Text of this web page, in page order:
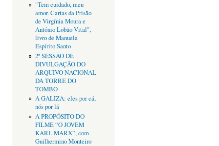
"Tem cuidado, meu
amor. Cartas da Prisão
de Virgínia Moura e
António Lobão Vital",
livro de Manuela
Espírito Santo
2ª SESSÃO DE
DIVULGAÇÃO DO
ARQUIVO NACIONAL
DA TORRE DO
TOMBO
A GALIZA: eles por cá,
nós por lá
A PROPÓSITO DO
FILME “O JOVEM
KARL MARX”, com
Guilhermino Monteiro